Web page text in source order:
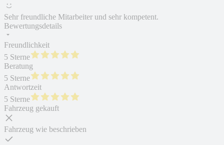
Sehr freundliche Mitarbeiter und sehr kompetent.
Bewertungsdetails
Freundlichkeit
5 Sterne
Beratung
5 Sterne
Antwortzeit
5 Sterne
Fahrzeug gekauft
Fahrzeug wie beschrieben